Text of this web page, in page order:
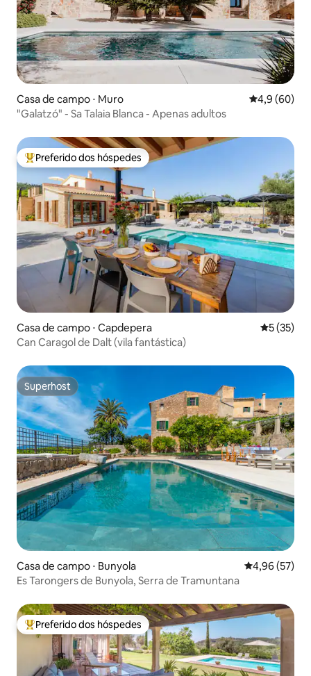
Casa de campo ⋅ Muro 4,9 de uma
4,9 (60)
"Galatzó" - Sa Talaia Blanca - Apenas adultos
Entre os melhores preferidos dos hóspedes
Preferido dos hóspedes
Casa de campo ⋅ Capdepera 5 de uma
5 (35)
Can Caragol de Dalt (vila fantástica)
Superhost
Superhost
Casa de campo ⋅ Bunyola 4,96 de uma
4,96 (57)
Es Tarongers de Bunyola, Serra de Tramuntana
Entre os melhores preferidos dos hóspedes
Preferido dos hóspedes